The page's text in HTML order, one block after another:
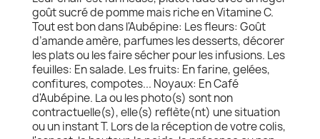
goût sucré de pomme mais riche en Vitamine C.
Tout est bon dans l'Aubépine: Les fleurs: Goût
d’amande amère, parfumes les desserts, décorer
les plats ou les faire sécher pour les infusions. Les
feuilles: En salade. Les fruits: En farine, gelées,
confitures, compotes... Noyaux: En Café
d'Aubépine. La ou les photo(s) sont non
contractuelle(s), elle(s) reflète(nt) une situation
ou un instant T. Lors de la réception de votre colis,